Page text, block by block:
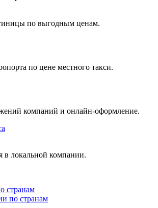
по выгодным ценам.
по цене местного такси.
компаний и онлайн-оформление.
в локальной компании.
странам
по странам